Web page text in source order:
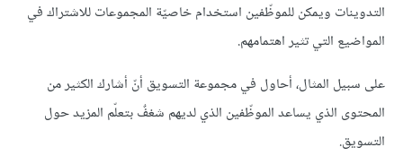
التدوينات ويمكن للموظّفين استخدام خاصيّة المجموعات للاشتراك في
المواضيع التي تثير اهتمامهم.
على سبيل المثال، أحاول في مجموعة التسويق أنّ أشارك الكثير من
المحتوى الذي يساعد الموظّفين الذي لديهم شغفٌ بتعلّم المزيد حول
التسويق.